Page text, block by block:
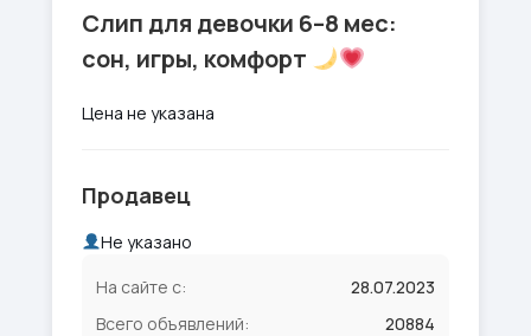
Слип для девочки 6–8 мес:
сон, игры, комфорт
Цена не указана
Продавец
Не указано
На сайте с:
28.07.2023
Всего объявлений:
20884